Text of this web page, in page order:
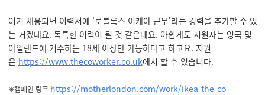
여기 채용되면 이력서에 '로블록스 이케아 근무'라는 경력을 추가할 수 있
는 거겠네요. 독특한 이력이 될 것 같은데요. 아쉽게도 지원자는 영국 및
아일랜드에 거주하는 18세 이상만 가능하다고 하고요. 지원
은 https://www.thecoworker.co.uk에서 할 수 있습니다.
✳️캠페인 링크 https://motherlondon.com/work/ikea-the-co-